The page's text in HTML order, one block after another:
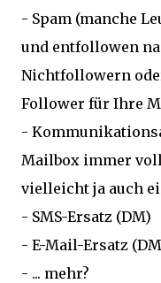
- Spam (manche
und entfollowen
Nichtfollowern
Follower für Ihre
-
Mailbox immer
vielleicht ja auch
- SMS-Ersatz (DM)
- E-Mail-Ersatz
- ... mehr?